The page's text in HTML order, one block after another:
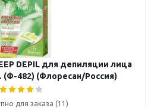
DEPIL для депиляции лица
(Ф-482) (Флоресан/Россия)
для заказа (11)